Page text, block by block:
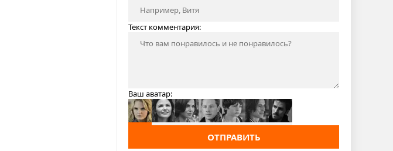
Текст комментария:
Ваш аватар:
ОТПРАВИТЬ